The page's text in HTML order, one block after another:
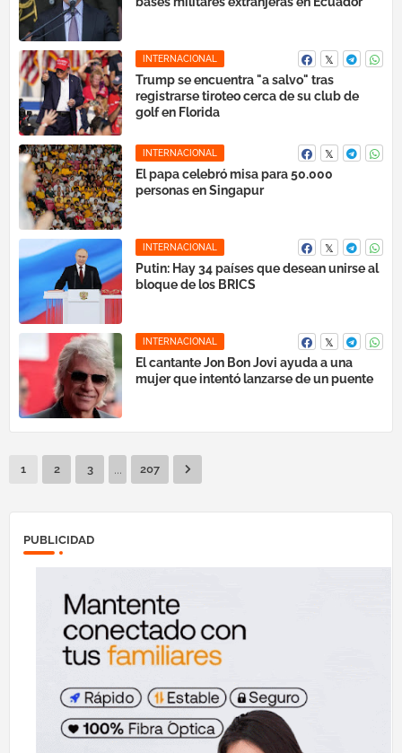
INTERNACIONAL
Trump se encuentra "a salvo" tras
registrarse tiroteo cerca de su club de
golf en Florida
INTERNACIONAL
El papa celebró misa para 50.000
personas en Singapur
INTERNACIONAL
Putin: Hay 34 países que desean unirse al
bloque de los BRICS
INTERNACIONAL
El cantante Jon Bon Jovi ayuda a una
mujer que intentó lanzarse de un puente
1 2 3 ... 207
PUBLICIDAD